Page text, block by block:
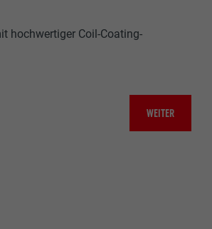
hochwertiger Coil-Coating-
WEITER